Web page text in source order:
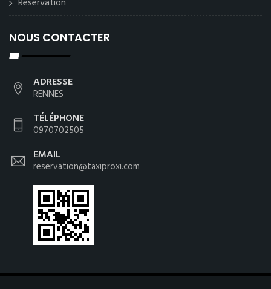
NOUS CONTACTER
ADRESSE
RENNES
TÉLÉPHONE
0970702505
EMAIL
reservation@taxiproxi.com